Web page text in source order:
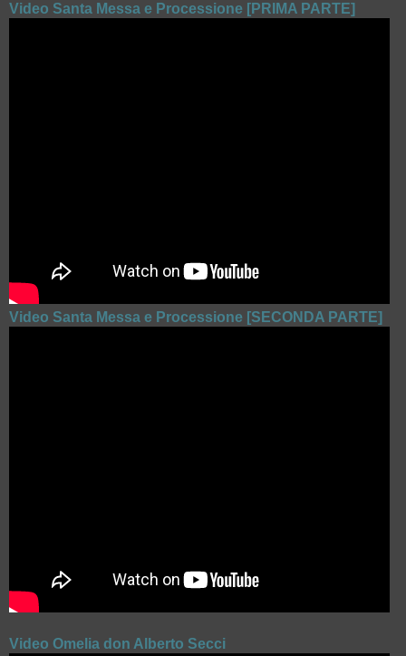
Video Santa Messa e Processione [PRIMA PARTE]
Video Santa Messa e Processione [SECONDA PARTE]
Video Omelia don Alberto Secci